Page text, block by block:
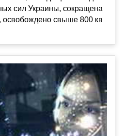
сил Украины, сокращена
освобождено свыше 800 кв